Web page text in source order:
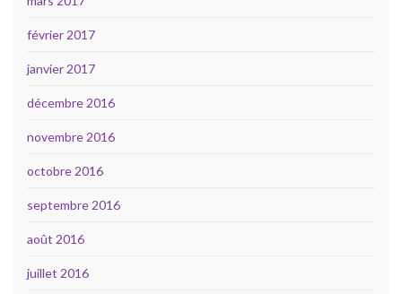
février 2017
janvier 2017
décembre 2016
novembre 2016
octobre 2016
septembre 2016
août 2016
juillet 2016